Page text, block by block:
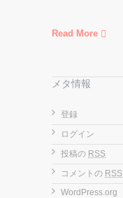
Read More
メタ情報
登録
ログイン
投稿の RSS
コメントの RSS
WordPress.org